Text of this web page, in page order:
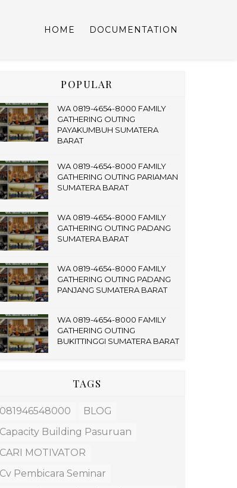
HOME DOCUMENTATION
POPULAR
WA 0819-4654-8000 FAMILY
GATHERING OUTING
PAYAKUMBUH SUMATERA
BARAT
WA 0819-4654-8000 FAMILY
GATHERING OUTING PARIAMAN
SUMATERA BARAT
WA 0819-4654-8000 FAMILY
GATHERING OUTING PADANG
SUMATERA BARAT
WA 0819-4654-8000 FAMILY
GATHERING OUTING PADANG
PANJANG SUMATERA BARAT
WA 0819-4654-8000 FAMILY
GATHERING OUTING
BUKITTINGGI SUMATERA BARAT
TAGS
081946548000
BLOG
Capacity Building Pasuruan
CARI MOTIVATOR
Cv Pembicara Seminar